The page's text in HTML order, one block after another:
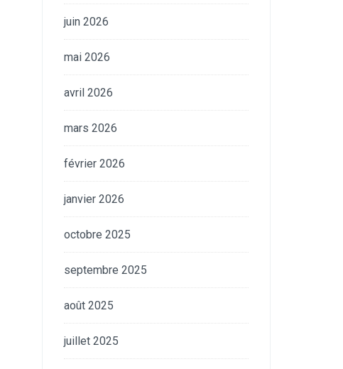
juin 2026
mai 2026
avril 2026
mars 2026
février 2026
janvier 2026
octobre 2025
septembre 2025
août 2025
juillet 2025